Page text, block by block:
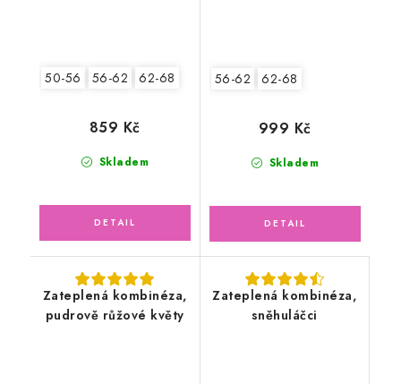
50-56 56-62 62-68
Skladem
859 Kč
56-62 62-68
Skladem
999 Kč
Zateplená kombinéza,
pudrově růžové květy
Zateplená kombinéza,
sněhuláčci